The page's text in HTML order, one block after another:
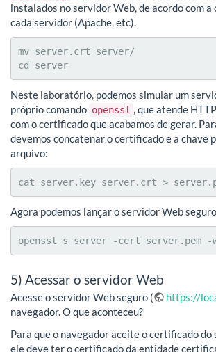
instalados no servidor Web, de acordo com a
cada servidor (Apache, etc).
mv server.crt server/
cd server
Neste laboratório, podemos simular um
próprio comando openssl , que atende
com o certificado que acabamos de gerar.
devemos concatenar o certificado e a chave
arquivo:
cat server.key server.crt >
Agora podemos lançar o servidor Web
openssl s_server -cert server.pem -
5) Acessar o servidor Web
Acesse o servidor Web seguro ( https://
navegador. O que aconteceu?
Para que o navegador aceite o certificado do
ele deve ter o certificado da entidade